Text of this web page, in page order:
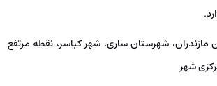
مازندران، شهرستان ساری، شهر کیاسر، نقطه مرتفع
شهر